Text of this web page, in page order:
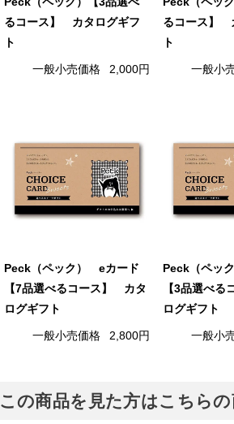
るコース】 カタログギフ
ト
一般小売価格 2,000円
るコース】
ト
一般小
Peck（ペック） eカード
【7品選べるコース】 カタ
ログギフト
一般小売価格 2,800円
Peck（ペッ
【3品選べ
ログギフト
一般小
この商品を見た方はこちら